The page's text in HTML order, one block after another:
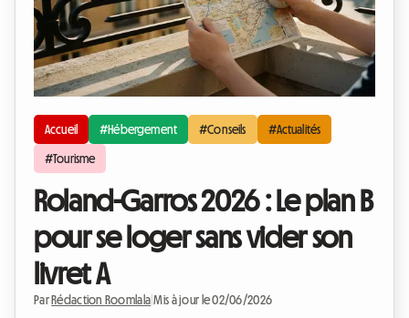
Accueil #Hébergement #Conseils #Actualités
#Tourisme
Roland-Garros 2026 : Le plan B
pour se loger sans vider son
livret A
Par Rédaction Roomlala |Mis à jour le 02/06/2026